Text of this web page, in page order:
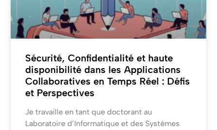
Sécurité, Confidentialité et haute
disponibilité dans les Applications
Collaboratives en Temps Réel : Défis
et Perspectives
Je travaille en tant que doctorant au
Laboratoire d’Informatique et des Systèmes